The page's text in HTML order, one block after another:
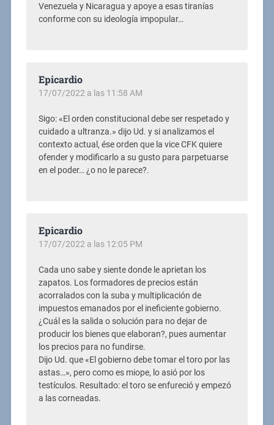
Venezuela y Nicaragua y apoye a esas tiranías
conforme con su ideología impopular…
Epicardio
17/07/2022 a las 11:58 AM
Sigo: «El orden constitucional debe ser respetado y
cuidado a ultranza.» dijo Ud. y si analizamos el
contexto actual, ése orden que la vice CFK quiere
ofender y modificarlo a su gusto para parpetuarse
en el poder… ¿o no le parece?.
Epicardio
17/07/2022 a las 12:05 PM
Cada uno sabe y siente donde le aprietan los
zapatos. Los formadores de precios están
acorralados con la suba y multiplicación de
impuestos emanados por el ineficiente gobierno.
¿Cuál es la salida o solución para no dejar de
producir los bienes que elaboran?, pues aumentar
los precios para no fundirse.
Dijo Ud. que «El gobierno debe tomar el toro por las
astas…», pero como es miope, lo asió por los
testículos. Resultado: el toro se enfureció y empezó
a las corneadas.